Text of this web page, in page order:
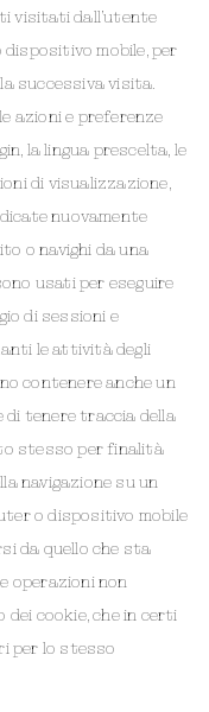
visitati dall’utente
mobile, per
successiva visita.
azioni e preferenze
la lingua prescelta, le
di visualizzazione,
nuovamente
o navighi da una
usati per eseguire
di sessioni e
le attività degli
contenere anche un
di tenere traccia della
stesso per finalità
navigazione su un
o dispositivo mobile
da quello che sta
operazioni non
dei cookie, che in certi
per lo stesso